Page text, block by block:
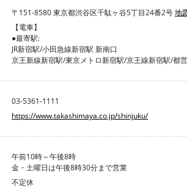
〒151-8580 東京都渋谷区千駄ヶ谷5丁目24番2号地
【電車】
●最寄駅:
JR新宿駅/小田急線新宿駅 新南口
京王新線新宿駅/東京メトロ新宿駅/京王線新宿駅/都
03-5361-1111
https://www.takashimaya.co.jp/shinjuku/
午前10時～午後8時
金・土曜日は午後8時30分まで営業
不定休